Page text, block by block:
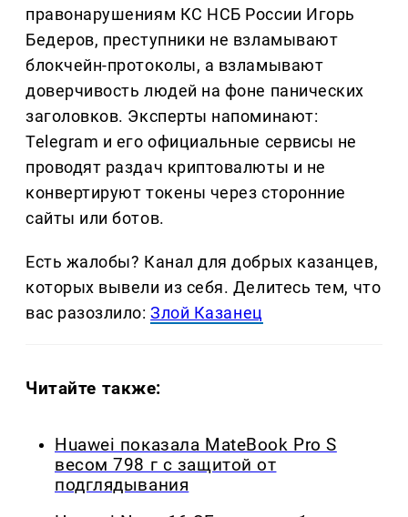
правонарушениям КС НСБ России Игорь
Бедеров, преступники не взламывают
блокчейн-протоколы, а взламывают
доверчивость людей на фоне панических
заголовков. Эксперты напоминают:
Telegram и его официальные сервисы не
проводят раздач криптовалюты и не
конвертируют токены через сторонние
сайты или ботов.
Есть жалобы? Канал для добрых казанцев,
которых вывели из себя. Делитеcь тем, что
вас разозлило:Злой Казанец
Читайте также:
Huawei показала MateBook Pro S
весом 798 г с защитой от
подглядывания